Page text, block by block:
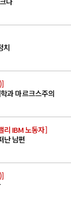
치
과 마르크스주의
리 IBM 노동자]
난 남편